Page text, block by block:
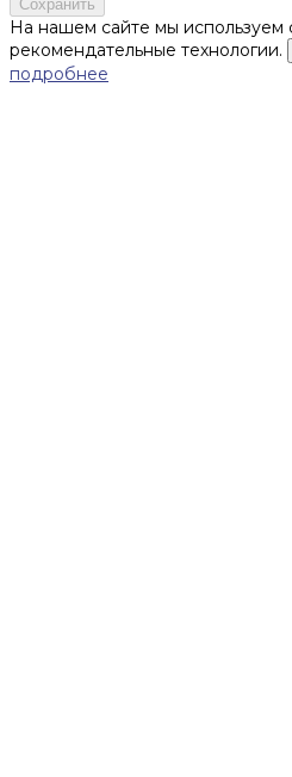
Сохранить
На нашем сайте мы используем
рекомендательные технологии.
подробнее